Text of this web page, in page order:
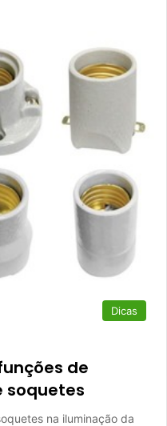
Dicas
de
soquetes
na iluminação da